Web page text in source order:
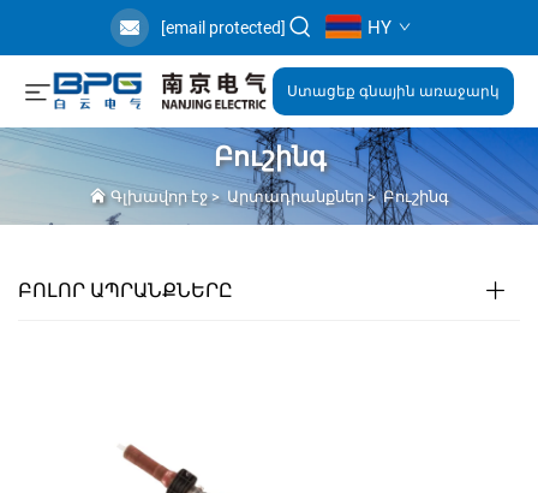
[email protected] HY
Ստացեք գնային առաջարկ
Բուշինգ
Գլխավոր էջ> Արտադրանքներ>Բուշինգ
ԲՈԼՈՐ ԱՊՐԱՆՔՆԵՐԸ